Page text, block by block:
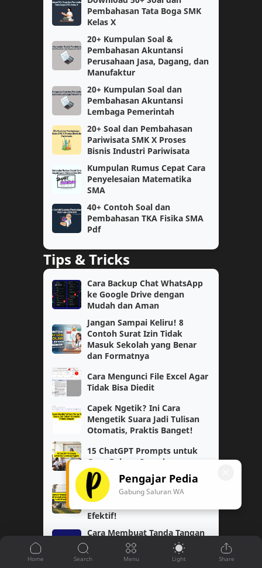
Bukti Dukung CPNS
Kelas 1
Kurikulum Merdeka Belajar KSN
Bahasa Inggris
SAT
Semester 2
OSN
Akuntansi Bahasa Indonesia
Cerita Reflektif Motivasi
SAS
Tutorial
Pembahasan
Lomba Siswa
Materi Pelajaran PPG Daljab
Ekonomi
Pembahasan Tata Boga SMK
Kelas X
20+ Kumpulan Soal &
Pembahasan Akuntansi
Perusahaan Jasa, Dagang, dan
Manufaktur
20+ Kumpulan Soal dan
Pembahasan Akuntansi
Lembaga Pemerintah
20+ Soal dan Pembahasan
Pariwisata SMK X Proses
Bisnis Industri Pariwisata
Kumpulan Rumus Cepat Cara
Penyelesaian Matematika
SMA
40+ Contoh Soal dan
Pembahasan TKA Fisika SMA
Pdf
Tips & Tricks
Cara Backup Chat WhatsApp
ke Google Drive dengan
Mudah dan Aman
Jangan Sampai Keliru! 8
Contoh Surat Izin Tidak
Masuk Sekolah yang Benar
dan Formatnya
Cara Mengunci File Excel Agar
Tidak Bisa Diedit
Capek Ngetik? Ini Cara
Mengetik Suara Jadi Tulisan
Otomatis, Praktis Banget!
15 ChatGPT Prompts untuk
Guru Bahasa Inggris
3 Prompt Perencanaan
Kokurikuler di Sekolah yang
Bikin Kegiatan Lebih Kreatif &
Efektif!
Cara Membuat Tanda Tangan
Transparan di HP dengan
Mudah dan Cepat
Pengajar Pedia
Gabung Saluran WA